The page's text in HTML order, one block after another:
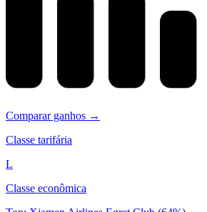
Comparar ganhos →
Classe tarifária
L
Classe econômica